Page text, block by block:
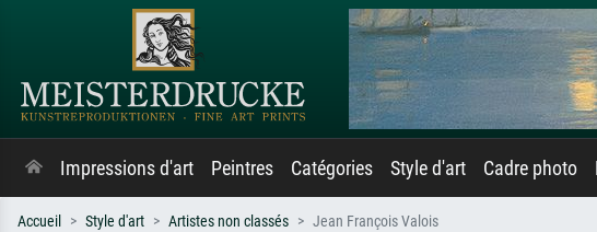
Impressions d'art Peintres Catégories Style d'art Cadre photo
Accueil Style d'art Artistes non classés Jean François Valois